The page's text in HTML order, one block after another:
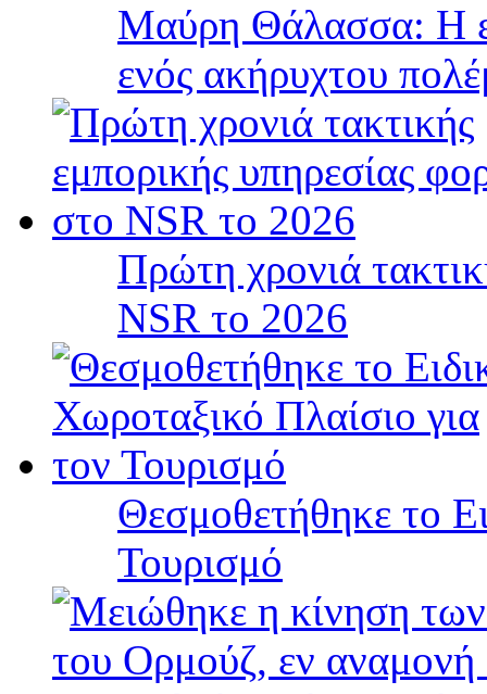
Μαύρη Θάλασσα: Η
ενός ακήρυχτου
Πρώτη χρονιά
NSR το 2026
Θεσμοθετήθηκε το
Τουρισμό